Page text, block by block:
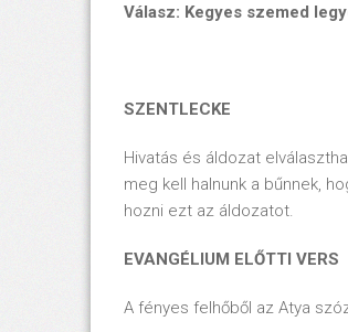
Válasz: Kegyes szemed
SZENTLECKE
Hivatás és áldozat
meg kell halnunk a bűnnek,
hozni ezt az áldozatot.
EVANGÉLIUM ELŐTTI VERS
A fényes felhőből az Atya